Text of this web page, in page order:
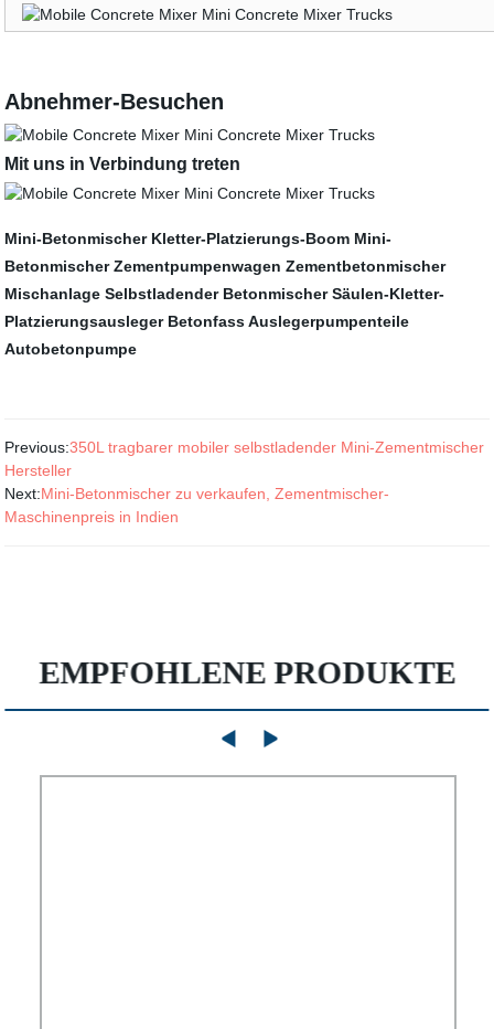
Abnehmer-Besuchen
Mit uns in Verbindung treten
Mini-Betonmischer Kletter-Platzierungs-Boom Mini-
Betonmischer Zementpumpenwagen Zementbetonmischer
Mischanlage Selbstladender Betonmischer Säulen-Kletter-
Platzierungsausleger Betonfass Auslegerpumpenteile
Autobetonpumpe
Previous:350L tragbarer mobiler selbstladender Mini-Zementmischer
Hersteller
Next:Mini-Betonmischer zu verkaufen, Zementmischer-
Maschinenpreis in Indien
EMPFOHLENE PRODUKTE